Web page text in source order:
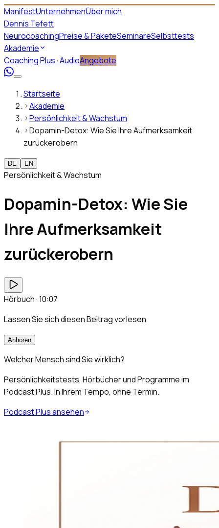
ManifestUnternehmenÜber mich
Dennis Tefett
NeurocoachingPreise & PaketeSeminareSelbsttests
Akademie
Coaching Plus · AudioAngebote
Startseite
Akademie
Persönlichkeit & Wachstum
Dopamin-Detox: Wie Sie Ihre Aufmerksamkeit
zurückerobern
DE EN
Persönlichkeit & Wachstum
Dopamin-Detox: Wie Sie
Ihre Aufmerksamkeit
zurückerobern
Hörbuch ·10:07
Lassen Sie sich diesen Beitrag vorlesen
Anhören
Welcher Mensch sind Sie wirklich?
Persönlichkeitstests, Hörbücher und Programme im
Podcast Plus. In Ihrem Tempo, ohne Termin.
Podcast Plus ansehen